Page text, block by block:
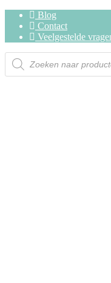
Blog
Contact
Veelgestelde